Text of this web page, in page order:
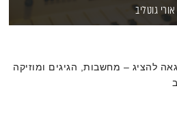
אורי גוטליב
להציג – מחשבות, הגיגים ומוזיקה